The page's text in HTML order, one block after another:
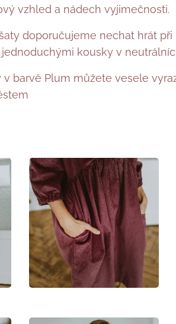
vzhled a nádech vyjimečnosti.
doporučujeme nechat hrát při
kousky v
v barvě Plum můžete vesele
🤍